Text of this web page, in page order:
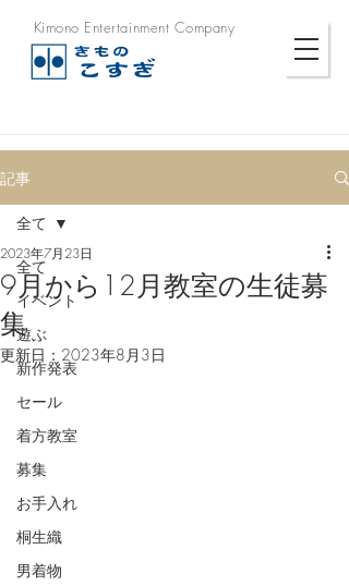
Kimono Entertainment Company
記事
全て
イベント
遊ぶ
新作発表
セール
着方教室
募集
お手入れ
桐生織
男着物
全て
9月から12月教室の生徒募
集
2023年7月23日
更新日： 2023年8月3日